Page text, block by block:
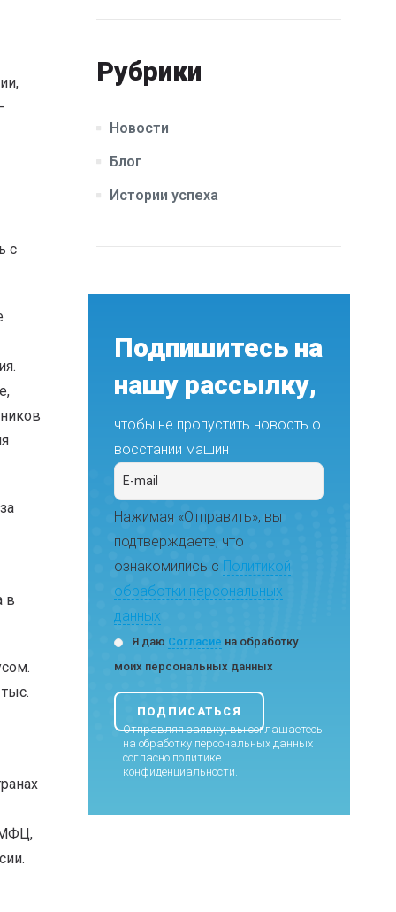
с
в
МФЦ,
Рубрики
Новости
Блог
Истории успеха
Подпишитесь на
нашу рассылку,
чтобы не пропустить новость о
восстании машин
Нажимая «Отправить», вы
подтверждаете, что
ознакомились с Политикой
обработки персональных
данных
Я даю Согласие на обработку
моих персональных данных
Отправляя заявку, вы соглашаетесь
на обработку персональных данных
согласно политике
конфиденциальности.